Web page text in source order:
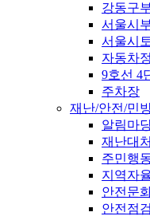
강동구
서울시
서울시
자동차
9호선 4
주차장
재난/안전/민
알림마
재난대
주민행
지역자
안전문
안전점